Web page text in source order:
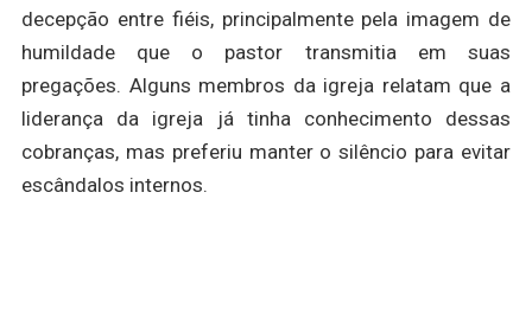
decepção entre fiéis, principalmente pela imagem de
humildade que o pastor transmitia em suas
pregações. Alguns membros da igreja relatam que a
liderança da igreja já tinha conhecimento dessas
cobranças, mas preferiu manter o silêncio para evitar
escândalos internos.